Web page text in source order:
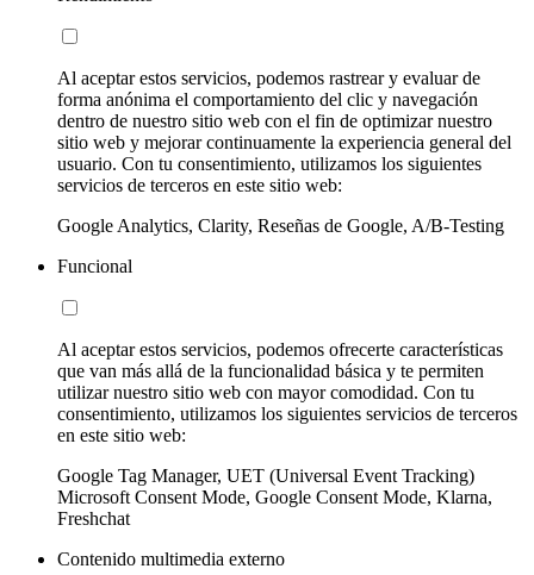
Al aceptar estos servicios, podemos rastrear y evaluar de
forma anónima el comportamiento del clic y navegación
dentro de nuestro sitio web con el fin de optimizar nuestro
sitio web y mejorar continuamente la experiencia general del
usuario. Con tu consentimiento, utilizamos los siguientes
servicios de terceros en este sitio web:
Google Analytics, Clarity, Reseñas de Google, A/B-Testing
Funcional
Al aceptar estos servicios, podemos ofrecerte características
que van más allá de la funcionalidad básica y te permiten
utilizar nuestro sitio web con mayor comodidad. Con tu
consentimiento, utilizamos los siguientes servicios de terceros
en este sitio web:
Google Tag Manager, UET (Universal Event Tracking)
Microsoft Consent Mode, Google Consent Mode, Klarna,
Freshchat
Contenido multimedia externo